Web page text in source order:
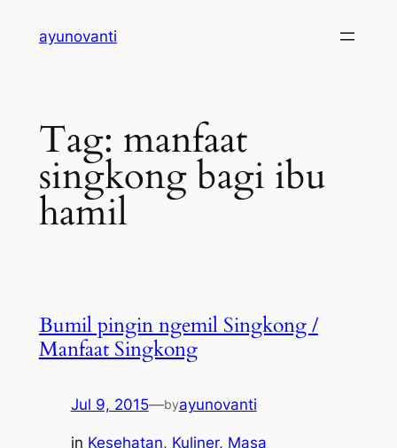
ayunovanti
Tag: manfaat
singkong bagi ibu
hamil
Bumil pingin ngemil Singkong /
Manfaat Singkong
Jul 9, 2015—byayunovanti
in Kesehatan, Kuliner, Masa